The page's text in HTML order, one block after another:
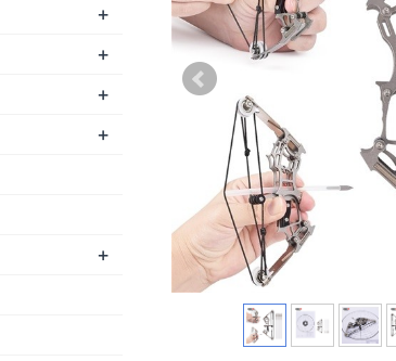
+
+
+
+
+